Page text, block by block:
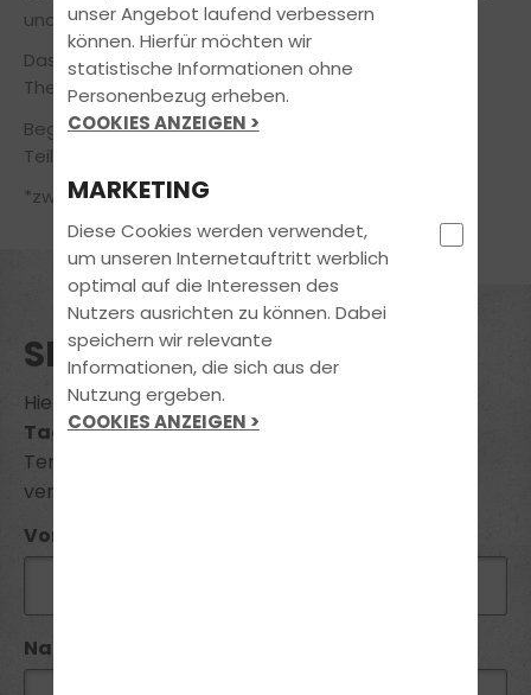
und Anhänger im Hobbybereich.
Das Seminar ist ein Tagessemniar, bestehend aus
Theorie und Praxis.
Beginn ist um 09:00 Uhr. Das Ende richtet sich nach
Teilnehmerzahl*.
*zwischen 2-8 Teilnehmer
SEMINAR BUCHUNG
Hiermit melde ich mich zum Seminar
Tagesseminar Anhänger"
Termin am
verbindlich an.
Vorname*:
Name*:
unser Angebot laufend verbessern
können. Hierfür möchten wir
statistische Informationen ohne
Personenbezug erheben.
COOKIES ANZEIGEN >
MARKETING
Diese Cookies werden verwendet,
um unseren Internetauftritt werblich
optimal auf die Interessen des
Nutzers ausrichten zu können. Dabei
speichern wir relevante
Informationen, die sich aus der
Nutzung ergeben.
COOKIES ANZEIGEN >